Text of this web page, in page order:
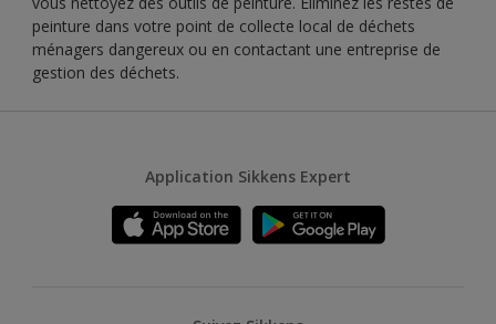
peinture dans votre point de collecte local de déchets
ménagers dangereux ou en contactant une entreprise de
gestion des déchets.
Application Sikkens Expert